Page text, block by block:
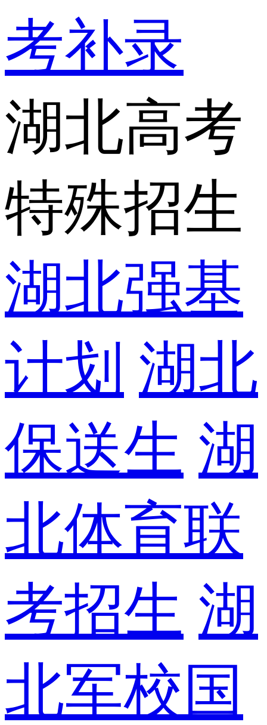
考补录
湖北高考
特殊招生
湖北强基
计划 湖北
保送生 湖
北体育联
考招生 湖
北军校国